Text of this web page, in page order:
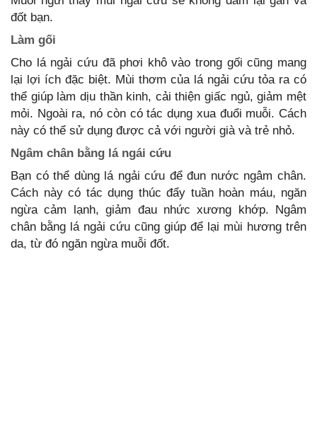
đốt bạn.
Làm gối
Cho lá ngải cứu đã phơi khô vào trong gối cũng mang
lại lợi ích đặc biệt. Mùi thơm của lá ngải cứu tỏa ra có
thể giúp làm dịu thần kinh, cải thiện giấc ngủ, giảm mệt
mỏi. Ngoài ra, nó còn có tác dụng xua đuổi muỗi. Cách
này có thể sử dụng được cả với người già và trẻ nhỏ.
Ngâm chân bằng lá ngái cứu
Bạn có thể dùng lá ngải cứu để đun nước ngâm chân.
Cách này có tác dụng thúc đẩy tuần hoàn máu, ngăn
ngừa cảm lạnh, giảm đau nhức xương khớp. Ngâm
chân bằng lá ngải cứu cũng giúp để lại mùi hương trên
da, từ đó ngăn ngừa muỗi đốt.